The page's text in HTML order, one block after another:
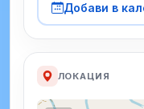
Добави в
ЛОКАЦИЯ